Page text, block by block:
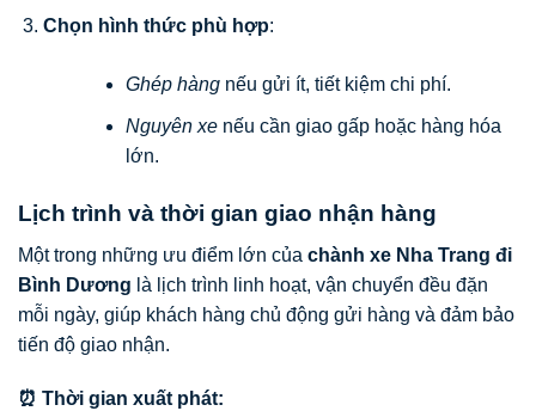
Chọn hình thức phù hợp:
Ghép hàngnếu gửi ít, tiết kiệm chi phí.
Nguyên xenếu cần giao gấp hoặc hàng hóa
lớn.
Lịch trình và thời gian giao nhận hàng
Một trong những ưu điểm lớn của chành xe Nha Trang đi
Bình Dương là lịch trình linh hoạt, vận chuyển đều đặn
mỗi ngày, giúp khách hàng chủ động gửi hàng và đảm bảo
tiến độ giao nhận.
⏰ Thời gian xuất phát: